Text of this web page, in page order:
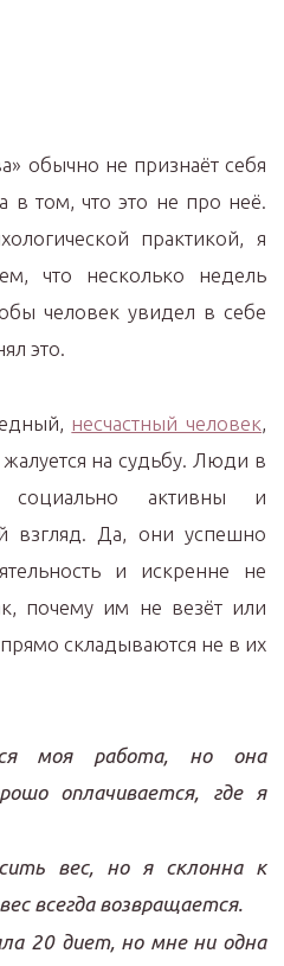
обычно не признаёт себя
в том, что это не про неё.
практикой, я
что несколько недель
человек увидел в себе
это.
несчастный человек,
на судьбу. Люди в
активны и
взгляд. Да, они успешно
и искренне не
почему им не везёт или
складываются не в их
моя работа, но она
оплачивается, где я
вес, но я склонна к
всегда возвращается.
20 диет, но мне ни одна